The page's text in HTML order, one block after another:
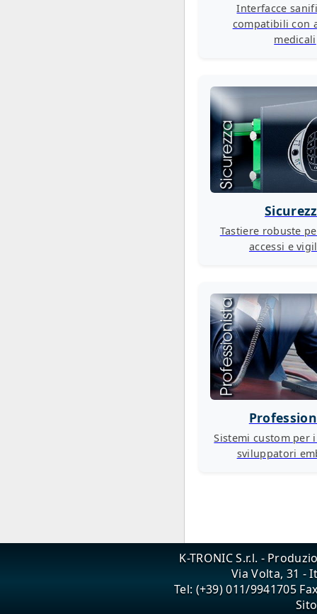
Interfacce
compatibili con
medicali
Tastiere robuste
accessi e
Sistemi custom per
sviluppatori
K-TRONIC S.r.l. -
Via Volta, 31 -
Tel: (+39) 011/9941705